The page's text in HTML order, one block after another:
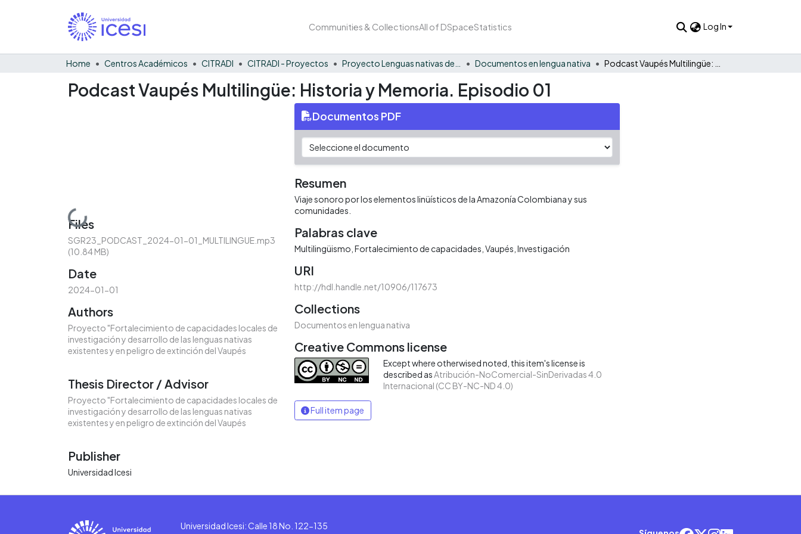
Communities & CollectionsAll of DSpaceStatistics Log In
Home Centros Académicos CITRADI CITRADI - Proyectos Documentos en lengua nativa
Podcast Vaupés Multilingüe: Historia y Memoria. Episodio 01
Loading...
Files
SGR23_PODCAST_2024-01-01_MULTILINGUE.mp3
(10.84 MB)
Date
2024-01-01
Authors
Proyecto "Fortalecimiento de capacidades locales de
investigación y desarrollo de las lenguas nativas
existentes y en peligro de extinción del Vaupés
Thesis Director / Advisor
Proyecto "Fortalecimiento de capacidades locales de
investigación y desarrollo de las lenguas nativas
existentes y en peligro de extinción del Vaupés
Publisher
Universidad Icesi
Documentos PDF
Resumen
Viaje sonoro por los elementos linüísticos de la Amazonía Colombiana y sus
comunidades.
Palabras clave
Multilingüismo Fortalecimiento de capacidades Vaupés Investigación
URI
http://hdl.handle.net/10906/117673
Collections
Documentos en lengua nativa
Creative Commons license
Except where otherwised noted, this item's license is
described as Atribución-NoComercial-SinDerivadas 4.0
Internacional (CC BY-NC-ND 4.0)
Full item page
Universidad Icesi: Calle 18 No. 122-135